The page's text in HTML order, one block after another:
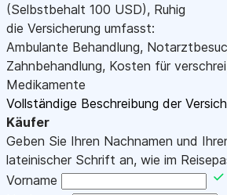
(Selbstbehalt 100 USD), Ruhig
die Versicherung umfasst:
Ambulante Behandlung,
Zahnbehandlung, Kosten für
Medikamente
Vollständige Beschreibung der
Käufer
Geben Sie Ihren Nachnamen und
lateinischer Schrift an, wie im
Vorname